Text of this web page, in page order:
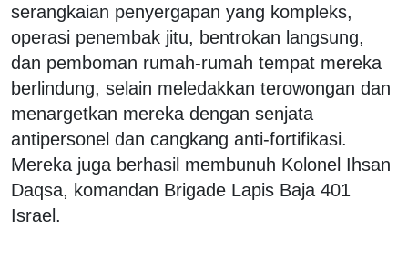
serangkaian penyergapan yang kompleks,
operasi penembak jitu, bentrokan langsung,
dan pemboman rumah-rumah tempat mereka
berlindung, selain meledakkan terowongan dan
menargetkan mereka dengan senjata
antipersonel dan cangkang anti-fortifikasi.
Mereka juga berhasil membunuh Kolonel Ihsan
Daqsa, komandan Brigade Lapis Baja 401
Israel.